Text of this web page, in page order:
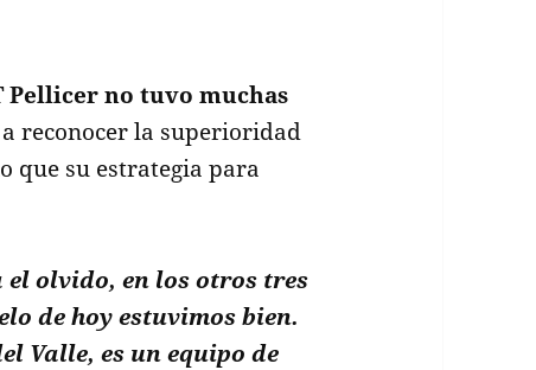
Pellicer no tuvo muchas
reconocer la superioridad
que su estrategia para
olvido, en los otros tres
de hoy estuvimos bien.
Valle, es un equipo de